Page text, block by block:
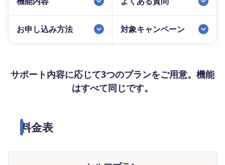
お申し込み方法 対象キャンペーン
サポート内容に応じて3つのプランをご用意。機能
はすべて同じです。
料金表